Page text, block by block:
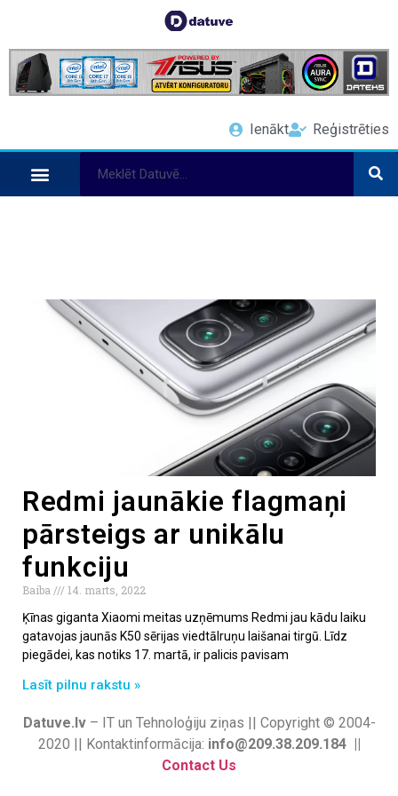
Ienākt Reģistrēties
Redmi jaunākie flagmaņi
pārsteigs ar unikālu
funkciju
Baiba
14. marts, 2022
Ķīnas giganta Xiaomi meitas uzņēmums Redmi jau kādu laiku
gatavojas jaunās K50 sērijas viedtālruņu laišanai tirgū. Līdz
piegādei, kas notiks 17. martā, ir palicis pavisam
Lasīt pilnu rakstu »
Datuve.lv– IT un Tehnoloģiju ziņas || Copyright © 2004-
2020 || Kontaktinformācija: info@209.38.209.184 ||
Contact Us